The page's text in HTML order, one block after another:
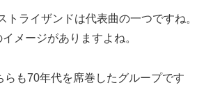
トライザンドは代表曲の一つですね。
メージがありますよね。
らも70年代を席巻したグループです